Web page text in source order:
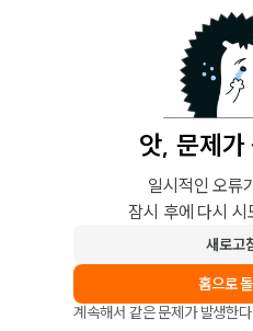
앗, 문제가
일시적인 오류
잠시 후에 다시
새로고
홈으로
계속해서 같은 문제가 발생한